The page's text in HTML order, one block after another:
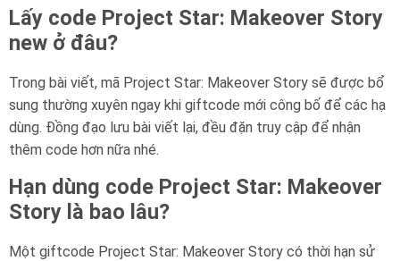
Lấy code Project Star: Makeover Story
new ở đâu?
Trong bài viết, mã Project Star: Makeover Story sẽ được bổ
sung thường xuyên ngay khi giftcode mới công bố để các hạ
dùng. Đồng đạo lưu bài viết lại, đều đặn truy cập để nhận
thêm code hơn nữa nhé.
Hạn dùng code Project Star: Makeover
Story là bao lâu?
Một giftcode Project Star: Makeover Story có thời hạn sử